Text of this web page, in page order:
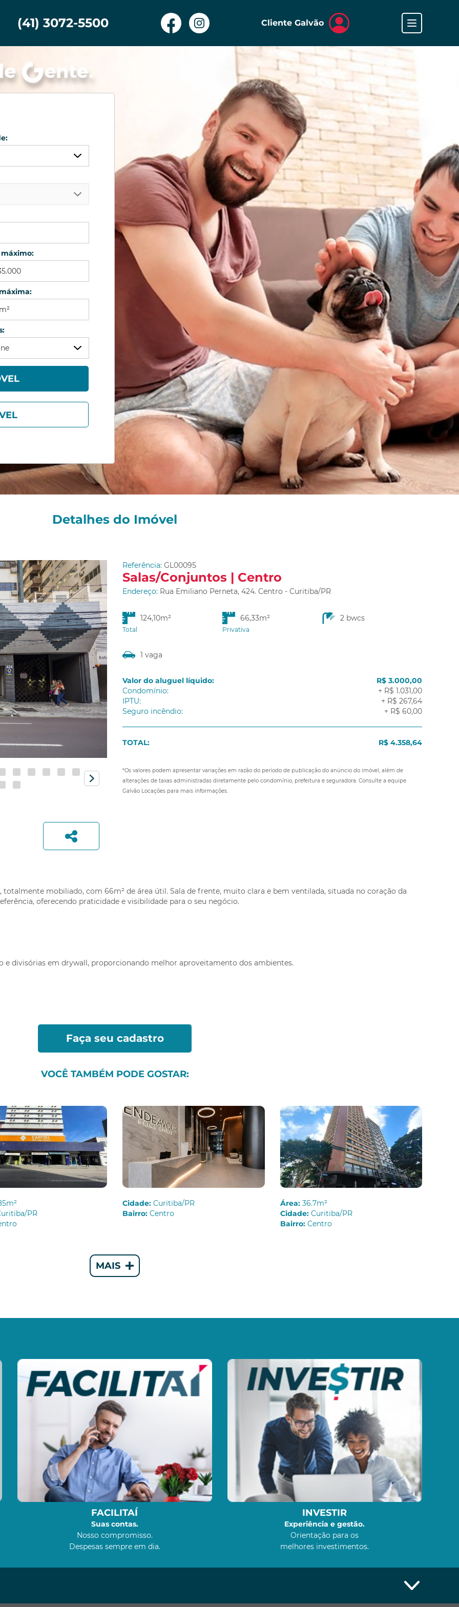
(41) 3072-5500 Cliente Galvão
Faça seu cadastro
Garantias de locação
Oportunidades e notícias
Galvão Vendas
Fale com a gente
Nossa empresa
Trabalhe na Galvão
Blog Galvão
máximo:
Seleção
Detalhes do Imóvel
Referência: GL00095
Salas/Conjuntos | Centro
Endereço: Rua Emiliano Perneta, 424. Centro - Curitiba/PR
124,10m²
Total
66,33m²
Privativa
2 bwcs
1 vaga
Valor do aluguel líquido:
R$ 3.000,00
Condomínio:
+ R$ 1.031,00
IPTU:
+ R$ 267,64
Seguro incêndio:
+ R$ 60,00
TOTAL: R$ 4.358,64
*Os valores podem apresentar variações em razão do período de publicação do anúncio do imóvel, além de
alterações de taxas administradas diretamente pelo condomínio, prefeitura e seguradora. Consulte a equipe
Galvão Locações para mais informações.
mobiliado, com 66m² de área útil. Sala de frente, muito clara e bem ventilada, situada no coração da
oferecendo praticidade e visibilidade para o seu negócio.
e divisórias em drywall, proporcionando melhor aproveitamento dos ambientes.
*Ao clicar em enviar, você estará concordando com a Política de Privacidade.
Faça seu cadastro
VOCÊ TAMBÉM PODE GOSTAR:
PR
Cidade: Curitiba/PR
Bairro: Centro
Área: 36.7m²
Cidade: Curitiba/PR
Bairro: Centro
MAIS
FACILITAÍ
Suas contas.
Nosso compromisso.
Despesas sempre em dia.
INVESTIR
Experiência e gestão.
Orientação para os
melhores investimentos.